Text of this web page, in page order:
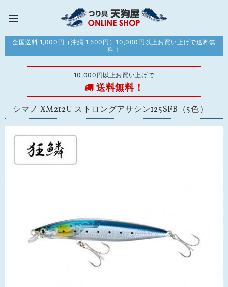
全国送料 1,000円（沖縄 1,500円）10,000円以上お買い上げで送料無
料！
10,000円以上お買い上げで
送料無料！
シマノ XM212U ストロングアサシン125SFB（5色）